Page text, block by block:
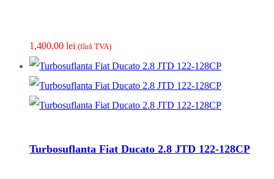
1,400.00 lei (fãrã TVA)
Turbosuflanta Fiat Ducato 2.8 JTD 122-128CP